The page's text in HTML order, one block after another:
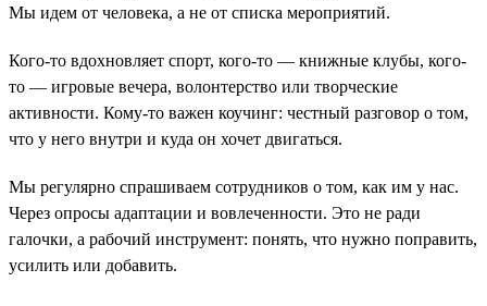
Мы идем от человека, а не от списка мероприятий.
Кого-то вдохновляет спорт, кого-то — книжные клубы, кого-
то — игровые вечера, волонтерство или творческие
активности. Кому-то важен коучинг: честный разговор о том,
что у него внутри и куда он хочет двигаться.
Мы регулярно спрашиваем сотрудников о том, как им у нас.
Через опросы адаптации и вовлеченности. Это не ради
галочки, а рабочий инструмент: понять, что нужно поправить,
усилить или добавить.